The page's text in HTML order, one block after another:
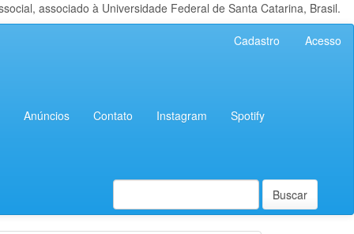
associado à Universidade Federal de Santa Catarina, Brasil.
Cadastro Acesso
Anúncios Contato Instagram Spotify
Buscar